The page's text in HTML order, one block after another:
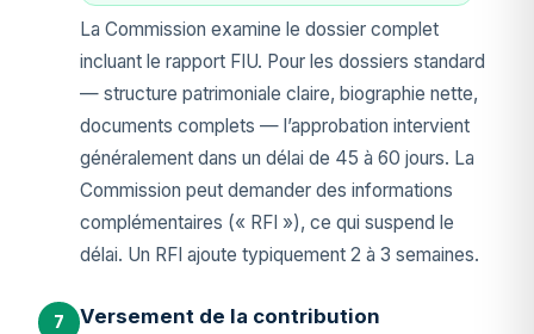
La Commission examine le dossier complet
incluant le rapport FIU. Pour les dossiers standard
— structure patrimoniale claire, biographie nette,
documents complets — l’approbation intervient
généralement dans un délai de 45 à 60 jours. La
Commission peut demander des informations
complémentaires (« RFI »), ce qui suspend le
délai. Un RFI ajoute typiquement 2 à 3 semaines.
7 Versement de la contribution